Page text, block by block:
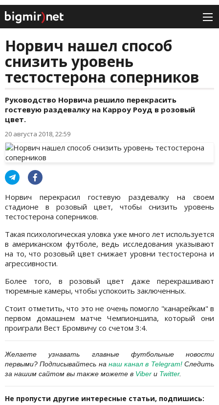
Норвич нашел способ
снизить уровень
тестостерона соперников
Руководство Норвича решило перекрасить
гостевую раздевалку на Карроу Роуд в розовый
цвет.
20 августа 2018, 22:59
Норвич перекрасил гостевую раздевалку на своем
стадионе в розовый цвет, чтобы снизить уровень
тестостерона соперников.
Такая психологическая уловка уже много лет используется
в американском футболе, ведь исследования указывают
на то, что розовый цвет снижает уровни тестостерона и
агрессивности.
Более того, в розовый цвет даже перекрашивают
тюремные камеры, чтобы успокоить заключенных.
Стоит отметить, что это не очень помогло "канарейкам" в
первом домашнем матче Чемпионшипа, который они
проиграли Вест Бромвичу со счетом 3:4.
Желаете узнавать главные футбольные новости
первыми? Подписывайтесь на наш канал в Telegram! Следить
за нашим сайтом вы также можете в Viber и Twitter.
Не пропусти другие интересные статьи, подпишись: